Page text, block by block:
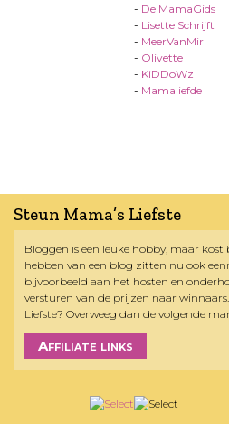
- De MamaGids
- Lisette Schrijft
- MeerVanMir
- Olivette
- KiDDoWz
- Mamaliefde
Steun Mama’s Liefste
Bloggen is een leuke hobby, maar kost
hebben van een blog zitten nu ook
bijvoorbeeld aan het hosten en
versturen van de prijzen naar
Liefste? Overweeg dan de volgende
Affiliate links